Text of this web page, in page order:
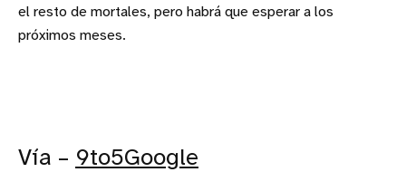
el resto de mortales, pero habrá que esperar a los
próximos meses.
Vía – 9to5Google